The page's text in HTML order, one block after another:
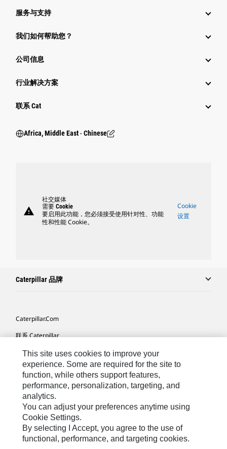
服务与支持
我们如何帮助您？
公司信息
行业解决方案
行业
联系 Cat
Africa, Middle East ‧ Chinese
warning
社交媒体
需要 Cookie
要启用此功能，您必须接受使用针对性、功能
性和性能 Cookie。
Cookie
设置
Caterpillar 品牌
Caterpillar.com
联系 Caterpillar
我的营销首选项
站点地图
Cookie Settings
法律
隐私
This site uses cookies to improve your
experience. Some are required for the site to
function, while others support features,
performance, personalization, targeting, and
analytics.
You can adjust your preferences anytime using
Cookie Settings.
By selecting I Accept, you agree to the use of
functional, performance, and targeting cookies.